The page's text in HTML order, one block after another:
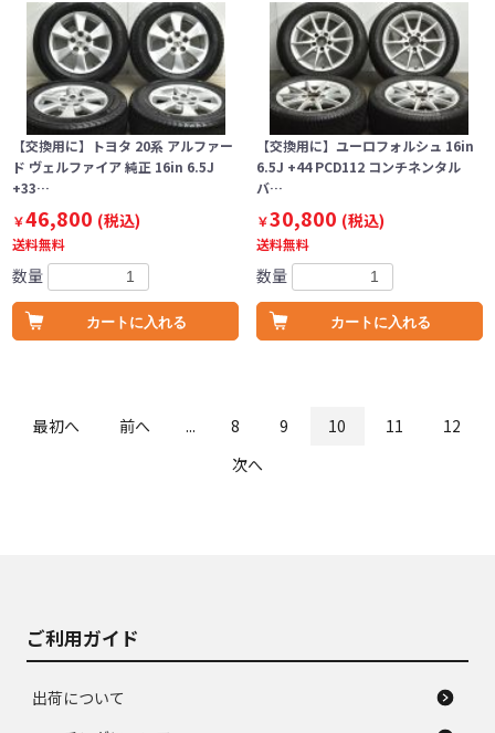
【交換用に】トヨタ 20系 アルファー
ド ヴェルファイア 純正 16in 6.5J
+33…
￥46,800 (税込)
送料無料
数量
カートに入れる
【交換用に】ユーロフォルシュ 16in
6.5J +44 PCD112 コンチネンタル
バ…
￥30,800 (税込)
送料無料
数量
カートに入れる
最初へ 前へ ... 8 9 10 11
12
次へ
ご利用ガイド
出荷について